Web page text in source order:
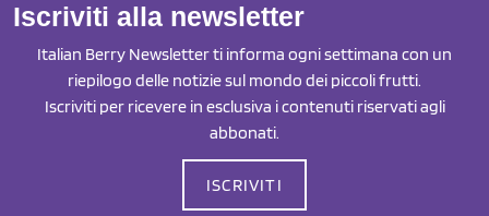
Iscriviti alla newsletter
Italian Berry Newsletter ti informa ogni settimana con un
riepilogo delle notizie sul mondo dei piccoli frutti.
Iscriviti per ricevere in esclusiva i contenuti riservati agli
abbonati.
ISCRIVITI